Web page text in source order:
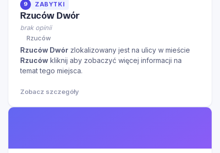
9 ZABYTKI
Rzuców Dwór
brak opinii
Rzuców
Rzuców Dwór zlokalizowany jest na ulicy w mieście
Rzuców kliknij aby zobaczyć więcej informacji na
temat tego miejsca.
Zobacz szczegóły